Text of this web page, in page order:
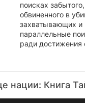
поисках
обвиненного в
захватывающих и
параллельные
ради достижения
нации: Книга